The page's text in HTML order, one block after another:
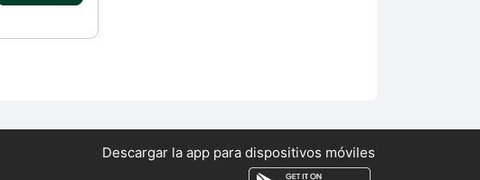
Descargar la app para dispositivos móviles